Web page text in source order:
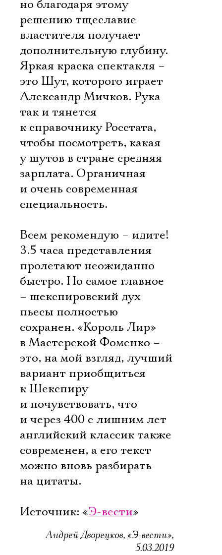
но благодаря этому
решению тщеславие
властителя получает
дополнительную глубину.
Яркая краска спектакля –
это Шут, которого играет
Александр Мичков. Рука
так и тянется
к справочнику Росстата,
чтобы посмотреть, какая
у шутов в стране средняя
зарплата. Органичная
и очень современная
специальность.
Всем рекомендую – идите!
3.5 часа представления
пролетают неожиданно
быстро. Но самое главное
– шекспировский дух
пьесы полностью
сохранен. «Король Лир»
в Мастерской Фоменко –
это, на мой взгляд, лучший
вариант приобщиться
к Шекспиру
и почувствовать, что
и через 400 с лишним лет
английский классик также
современен, а его текст
можно вновь разбирать
на цитаты.
Источник: «Э-вести»
Андрей Дворецков, «Э-вести»,
5.03.2019